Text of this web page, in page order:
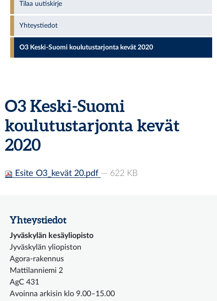
O3 Keski-Suomi
koulutustarjonta kevät
2020
Esite O3_kevät 20.pdf — 622 KB
Tilaa uutiskirje
Yhteystiedot
O3 Keski-Suomi koulutustarjonta kevät 2020
Yhteystiedot
Jyväskylän kesäyliopisto
Jyväskylän yliopiston
Agora-rakennus
Mattilanniemi 2
AgC 431
Avoinna arkisin klo 9.00–15.00